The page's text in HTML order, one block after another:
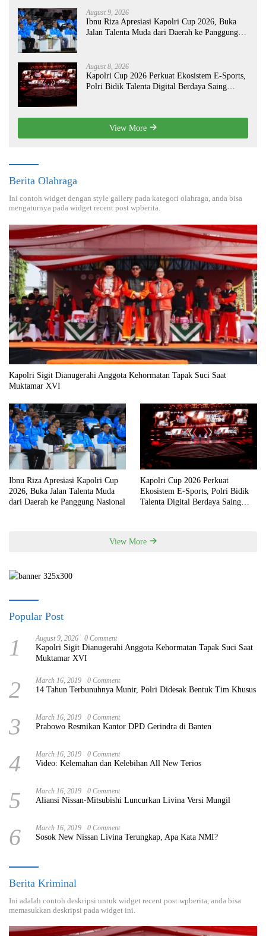
August 9, 2026
Ibnu Riza Apresiasi Kapolri Cup 2026, Buka
Jalan Talenta Muda dari Daerah ke Panggung
August 8, 2026
Kapolri Cup 2026 Perkuat Ekosistem E-Sports,
Polri Bidik Talenta Digital Berdaya Saing
View More
Berita Olahraga
Ini contoh widget dengan style gallery pada kategori olahraga, anda bisa
mengaturnya pada widget recent post wpberita.
Kapolri Sigit Dianugerahi Anggota Kehormatan Tapak Suci Saat
Muktamar XVI
Ibnu Riza Apresiasi Kapolri Cup
2026, Buka Jalan Talenta Muda
dari Daerah ke Panggung Nasional
Kapolri Cup 2026 Perkuat
Ekosistem E-Sports, Polri Bidik
Talenta Digital Berdaya Saing
View More
Popular Post
1 August 9, 2026 0 Comment
Kapolri Sigit Dianugerahi Anggota Kehormatan Tapak Suci Saat
Muktamar XVI
2 March 16, 2019 0 Comment
14 Tahun Terbunuhnya Munir, Polri Didesak Bentuk Tim Khusus
3 March 16, 2019 0 Comment
Prabowo Resmikan Kantor DPD Gerindra di Banten
4 March 16, 2019 0 Comment
Video: Kelemahan dan Kelebihan All New Terios
5 March 16, 2019 0 Comment
Aliansi Nissan-Mitsubishi Luncurkan Livina Versi Mungil
6 March 16, 2019 0 Comment
Sosok New Nissan Livina Terungkap, Apa Kata NMI?
Berita Kriminal
Ini adalah contoh deskripsi untuk widget recent post wpberita, anda bisa
memasukkan deskripsi pada widget ini.